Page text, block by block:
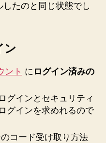
たのと同じ状態でし
ン
ント に ログイン済みの
グインとセキュリティ
グインを求めれるので
コード受け取り方法